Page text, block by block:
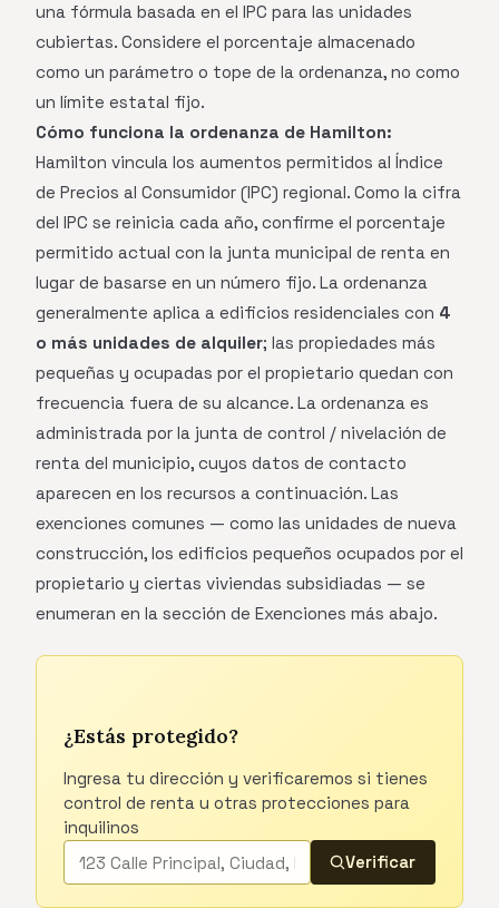
una fórmula basada en el IPC para las unidades
cubiertas. Considere el porcentaje almacenado
como un parámetro o tope de la ordenanza, no como
un límite estatal fijo.
Cómo funciona la ordenanza de Hamilton:
Hamilton vincula los aumentos permitidos al Índice
de Precios al Consumidor (IPC) regional. Como la cifra
del IPC se reinicia cada año, confirme el porcentaje
permitido actual con la junta municipal de renta en
lugar de basarse en un número fijo. La ordenanza
generalmente aplica a edificios residenciales con 4
o más unidades de alquiler; las propiedades más
pequeñas y ocupadas por el propietario quedan con
frecuencia fuera de su alcance. La ordenanza es
administrada por la junta de control / nivelación de
renta del municipio, cuyos datos de contacto
aparecen en los recursos a continuación. Las
exenciones comunes — como las unidades de nueva
construcción, los edificios pequeños ocupados por el
propietario y ciertas viviendas subsidiadas — se
enumeran en la sección de Exenciones más abajo.
¿Estás protegido?
Ingresa tu dirección y verificaremos si tienes
control de renta u otras protecciones para
inquilinos
Verificar